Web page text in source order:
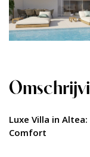
Luxe Villa in
Comfort